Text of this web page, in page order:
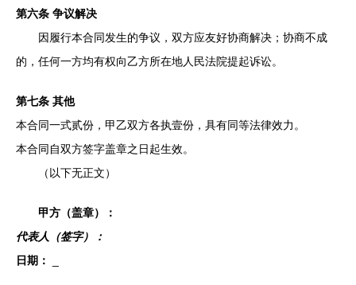
第六条 争议解决
因履行本合同发生的争议，双方应友好协商解决；协商不成
的，任何一方均有权向乙方所在地人民法院提起诉讼。
第七条 其他
本合同一式贰份，甲乙双方各执壹份，具有同等法律效力。
本合同自双方签字盖章之日起生效。
（以下无正文）
甲方（盖章）：
代表人（签字）：
日期：